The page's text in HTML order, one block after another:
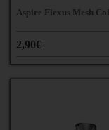
Aspire Flexus Mesh
2,90€